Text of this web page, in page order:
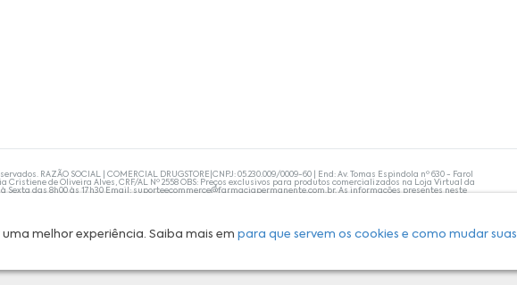
melhor experiência. Saiba mais empara que servem os cookies e como mudar suas
RAZÃO SOCIAL | COMERCIAL DRUGSTORE|CNPJ: 05.230.009/0009-60 | End: Av. Tomas Espindola nº 630 - Farol
Cristiene de Oliveira Alves, CRF/AL Nº 2558 OBS: Preços exclusivos para produtos comercializados na Loja Virtual da
Sexta das 8h00 às 17h30 Email: suporteecommerce@farmaciapermanente.com.br. As informações presentes neste
substituem as orientações de um profissional da área médica. Apenas o médico está capacitado para
Se os sintomas persistirem, um médico deve ser consultado. A Farmácia Permanente trabalha com as
possa realizar suas compras com tranquilidade. A privacidade e a segurança dos clientes são compromissos da
à confirmação da disponibilidade de produto em nosso estoque.